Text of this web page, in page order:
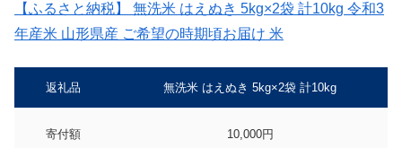
【ふるさと納税】 無洗米 はえぬき 5kg×2袋 計10kg 令和3
年産米 山形県産 ご希望の時期頃お届け 米
返礼品 無洗米 はえぬき 5kg×2袋 計10kg
寄付額 10,000円